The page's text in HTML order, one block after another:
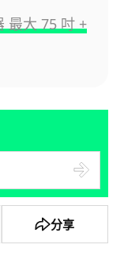
最大 75 吋 +
分享